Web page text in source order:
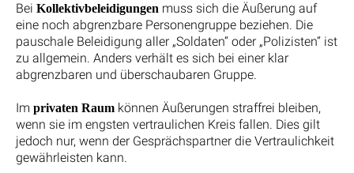
Bei Kollektivbeleidigungen muss sich die Äußerung auf
eine noch abgrenzbare Personengruppe beziehen. Die
pauschale Beleidigung aller „Soldaten“ oder „Polizisten“ ist
zu allgemein. Anders verhält es sich bei einer klar
abgrenzbaren und überschaubaren Gruppe.
Im privaten Raum können Äußerungen straffrei bleiben,
wenn sie im engsten vertraulichen Kreis fallen. Dies gilt
jedoch nur, wenn der Gesprächspartner die Vertraulichkeit
gewährleisten kann.